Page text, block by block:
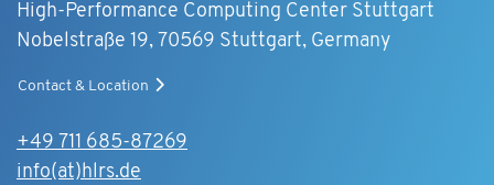
High-Performance Computing Center Stuttgart
Nobelstraße 19, 70569 Stuttgart, Germany
Contact & Location
+49 711 685-87269
info(at)hlrs.de